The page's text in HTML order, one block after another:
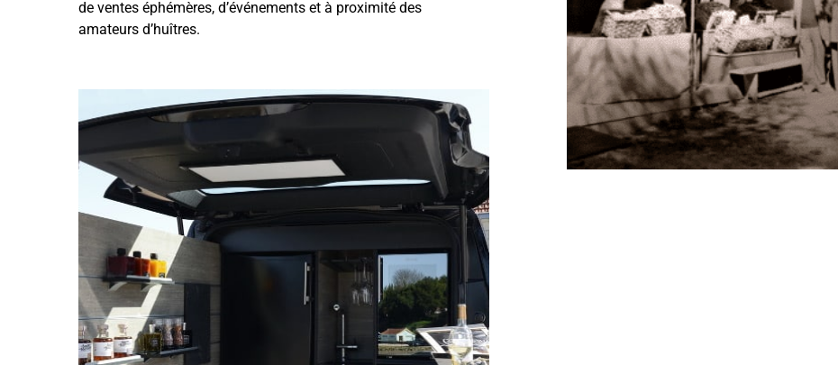
de ventes éphémères, d’événements et à proximité des
amateurs d’huîtres.